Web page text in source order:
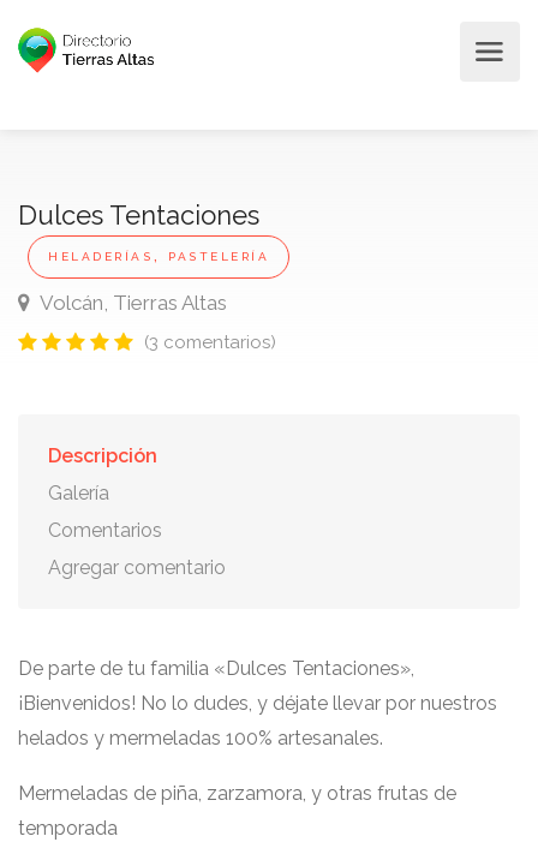
Dulces Tentaciones
HELADERÍAS , PASTELERÍA
Volcán, Tierras Altas
(3 comentarios)
Descripción
Galería
Comentarios
Agregar comentario
De parte de tu familia «Dulces Tentaciones»,
¡Bienvenidos! No lo dudes, y déjate llevar por nuestros
helados y mermeladas 100% artesanales.
Mermeladas de piña, zarzamora, y otras frutas de
temporada